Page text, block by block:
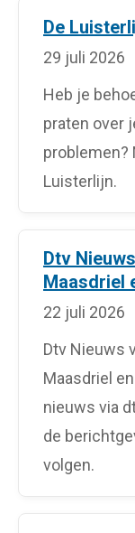
De
29 juli 2026
Heb je
praten over
problemen?
Luisterlijn.
Dtv
Maasdriel
22 juli 2026
Dtv Nieuws
Maasdriel
nieuws via
de
volgen.